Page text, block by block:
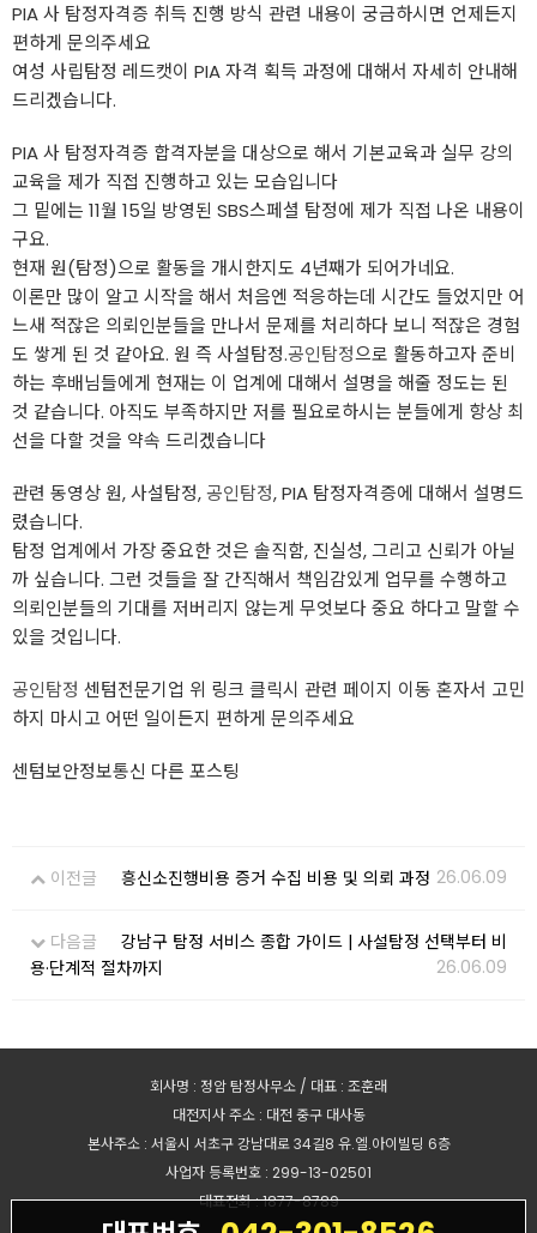
PIA 사 탐정자격증 취득 진행 방식 관련 내용이 궁금하시면 언제든지
편하게 문의주세요
여성 사립탐정 레드캣이 PIA 자격 획득 과정에 대해서 자세히 안내해
드리겠습니다.
PIA 사 탐정자격증 합격자분을 대상으로 해서 기본교육과 실무 강의
교육을 제가 직접 진행하고 있는 모습입니다
그 밑에는 11월 15일 방영된 SBS스페셜 탐정에 제가 직접 나온 내용이
구요.
현재 원(탐정)으로 활동을 개시한지도 4년째가 되어가네요.
이론만 많이 알고 시작을 해서 처음엔 적응하는데 시간도 들었지만 어
느새 적잖은 의뢰인분들을 만나서 문제를 처리하다 보니 적잖은 경험
도 쌓게 된 것 같아요. 원 즉 사설탐정.공인탐정으로 활동하고자 준비
하는 후배님들에게 현재는 이 업계에 대해서 설명을 해줄 정도는 된
것 같습니다. 아직도 부족하지만 저를 필요로하시는 분들에게 항상 최
선을 다할 것을 약속 드리겠습니다
관련 동영상 원, 사설탐정,공인탐정, PIA 탐정자격증에 대해서 설명드
렸습니다.
탐정 업계에서 가장 중요한 것은 솔직함, 진실성, 그리고 신뢰가 아닐
까 싶습니다. 그런 것들을 잘 간직해서 책임감있게 업무를 수행하고
의뢰인분들의 기대를 저버리지 않는게 무엇보다 중요 하다고 말할 수
있을 것입니다.
공인탐정 센텀전문기업 위 링크 클릭시 관련 페이지 이동 혼자서 고민
하지 마시고 어떤 일이든지 편하게 문의주세요
센텀보안정보통신 다른 포스팅
이전글 흥신소진행비용 증거 수집 비용 및 의뢰 과정 26.06.09
다음글
강남구 탐정 서비스 종합 가이드 | 사설탐정 선택부터 비
용·단계적 절차까지
26.06.09
회사명 : 정암 탐정사무소 / 대표 : 조훈래
대전지사 주소 : 대전 중구 대사동
본사주소 : 서울시 서초구 강남대로 34길8 유.엘.아이빌딩 6층
사업자 등록번호 : 299-13-02501
대표전화 : 1877-8789